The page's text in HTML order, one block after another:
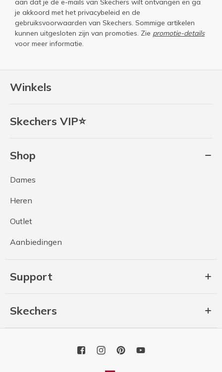
Winkels
Skechers VIP⭐
Shop
Dames
Heren
Outlet
Aanbiedingen
Support
Skechers
aan dat je de e-mails van Skechers wilt ontvangen en ga
je akkoord met het privacybeleid en de
gebruiksvoorwaarden van Skechers. Sommige artikelen
kunnen uitgesloten zijn van promoties. Zie promotie-details
voor meer informatie.